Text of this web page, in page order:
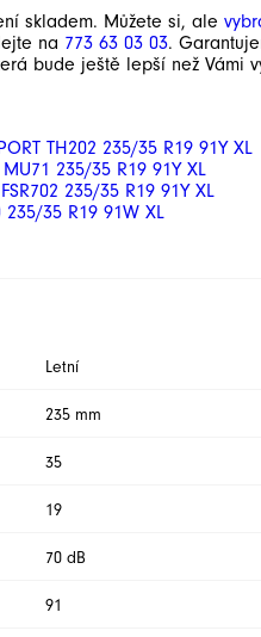
skladem. Můžete si, ale
na 773 63 03 03.
bude ještě lepší než Vámi
TH202 235/35 R19 91Y XL
MU71 235/35 R19 91Y XL
235/35 R19 91Y XL
235/35 R19 91W XL
Letní
235 mm
35
19
70 dB
91